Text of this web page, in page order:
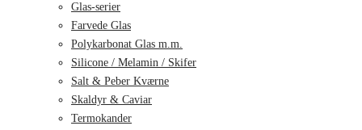
Glas-serier
Farvede Glas
Polykarbonat Glas m.m.
Silicone / Melamin / Skifer
Salt & Peber Kværne
Skaldyr & Caviar
Termokander